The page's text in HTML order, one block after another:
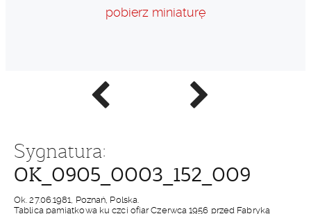
Poprzednie
zdjęcie
Następne
zdjęcie
pobierz miniaturę
Sygnatura:
OK_0905_0003_152_009
Ok. 27.06.1981, Poznań, Polska.
Tablica pamiątkowa ku czci ofiar Czerwca 1956 przed Fabryką